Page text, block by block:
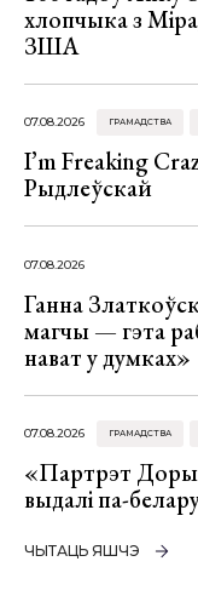
хлопчыка з
ЗША
07.08.2026 ГРАМАДСТВА
I’m Freaking
Рыдлеўскай
07.08.2026
Ганна
магчы — гэта
нават у думках»
07.08.2026 ГРАМАДСТВА
«Партрэт
выдалі па-
ЧЫТАЦЬ ЯШЧЭ